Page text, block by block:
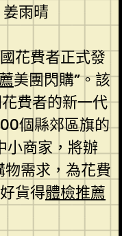
雨晴
花費者正式發
美團閃購”。該
費者的新一代
個縣郊區旗的
商家，將辦
需求，為花費
貨得體檢推薦